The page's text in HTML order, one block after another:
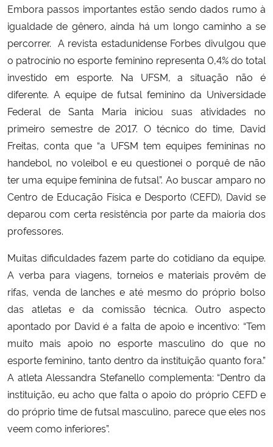
Embora passos importantes estão sendo dados rumo à
igualdade de gênero, ainda há um longo caminho a se
percorrer. A revista estadunidense Forbes divulgou que
o patrocínio no esporte feminino representa 0,4% do total
investido em esporte. Na UFSM, a situação não é
diferente. A equipe de futsal feminino da Universidade
Federal de Santa Maria iniciou suas atividades no
primeiro semestre de 2017. O técnico do time, David
Freitas, conta que “a UFSM tem equipes femininas no
handebol, no voleibol e eu questionei o porquê de não
ter uma equipe feminina de futsal”. Ao buscar amparo no
Centro de Educação Física e Desporto (CEFD), David se
deparou com certa resistência por parte da maioria dos
professores.
Muitas dificuldades fazem parte do cotidiano da equipe.
A verba para viagens, torneios e materiais provêm de
rifas, venda de lanches e até mesmo do próprio bolso
das atletas e da comissão técnica. Outro aspecto
apontado por David é a falta de apoio e incentivo: “Tem
muito mais apoio no esporte masculino do que no
esporte feminino, tanto dentro da instituição quanto fora.”
A atleta Alessandra Stefanello complementa: “Dentro da
instituição, eu acho que falta o apoio do próprio CEFD e
do próprio time de futsal masculino, parece que eles nos
veem como inferiores”.